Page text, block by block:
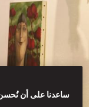
ساعدنا على أن